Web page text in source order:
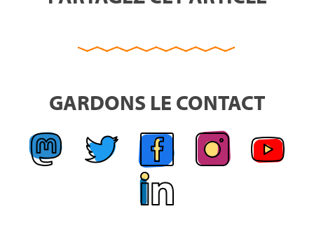
GARDONS LE CONTACT